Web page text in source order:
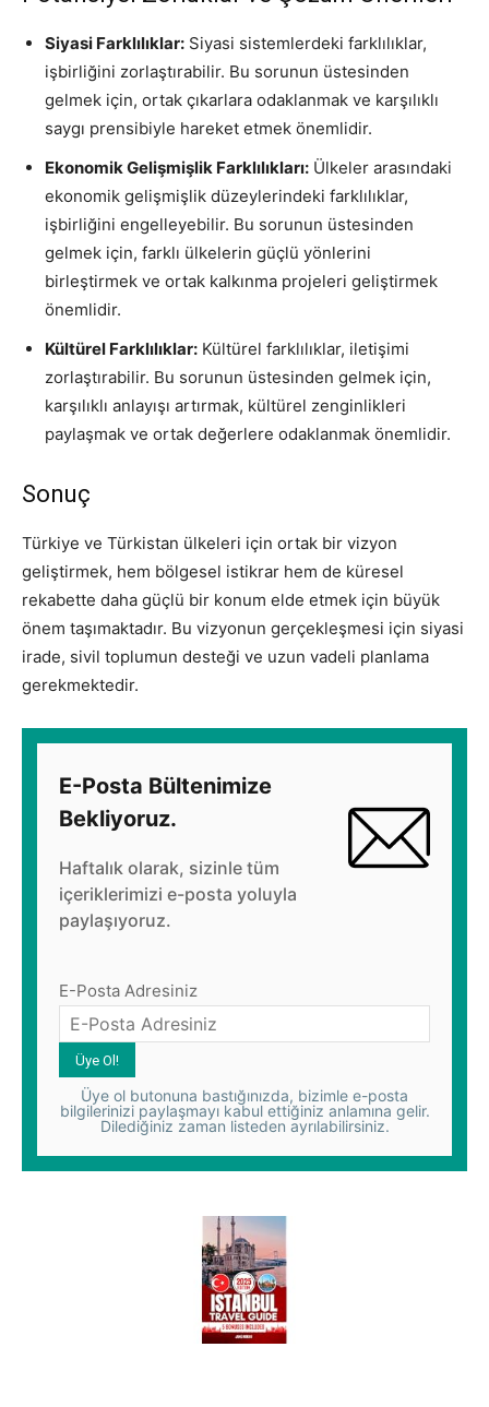
Siyasi Farklılıklar: Siyasi sistemlerdeki farklılıklar,
işbirliğini zorlaştırabilir. Bu sorunun üstesinden
gelmek için, ortak çıkarlara odaklanmak ve karşılıklı
saygı prensibiyle hareket etmek önemlidir.
Ekonomik Gelişmişlik Farklılıkları: Ülkeler arasındaki
ekonomik gelişmişlik düzeylerindeki farklılıklar,
işbirliğini engelleyebilir. Bu sorunun üstesinden
gelmek için, farklı ülkelerin güçlü yönlerini
birleştirmek ve ortak kalkınma projeleri geliştirmek
önemlidir.
Kültürel Farklılıklar: Kültürel farklılıklar, iletişimi
zorlaştırabilir. Bu sorunun üstesinden gelmek için,
karşılıklı anlayışı artırmak, kültürel zenginlikleri
paylaşmak ve ortak değerlere odaklanmak önemlidir.
Sonuç
Türkiye ve Türkistan ülkeleri için ortak bir vizyon
geliştirmek, hem bölgesel istikrar hem de küresel
rekabette daha güçlü bir konum elde etmek için büyük
önem taşımaktadır. Bu vizyonun gerçekleşmesi için siyasi
irade, sivil toplumun desteği ve uzun vadeli planlama
gerekmektedir.
E-Posta Bültenimize
Bekliyoruz.
Haftalık olarak, sizinle tüm
içeriklerimizi e-posta yoluyla
paylaşıyoruz.
E-Posta Adresiniz
Üye ol butonuna bastığınızda, bizimle e-posta
bilgilerinizi paylaşmayı kabul ettiğiniz anlamına gelir.
Dilediğiniz zaman listeden ayrılabilirsiniz.